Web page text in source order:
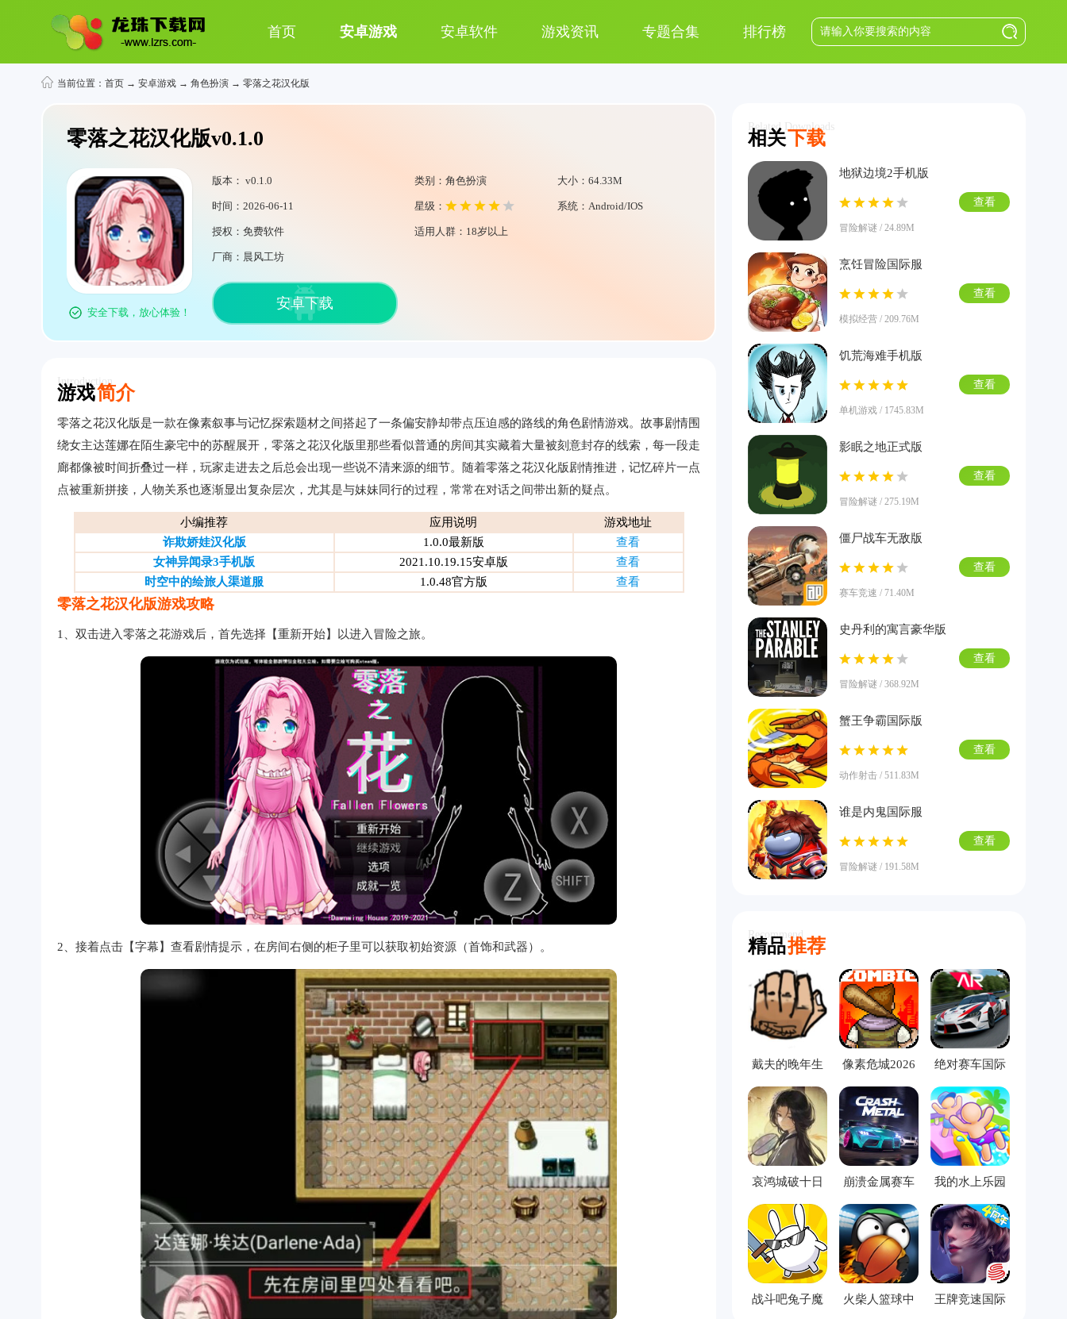
首页 安卓游戏 安卓软件 游戏资讯 专题合集 排行榜
当前位置： 首页 → 安卓游戏 → 角色扮演 → 零落之花汉化版
零落之花汉化版v0.1.0
安全下载，放心体验！
版本： v0.1.0 类别：角色扮演 大小：64.33M
时间：2026-06-11 星级： 系统：Android/IOS
授权：免费软件 适用人群：18岁以上
厂商：晨风工坊
安卓下载
游戏简介
Introduction
零落之花汉化版是一款在像素叙事与记忆探索题材之间搭起了一条偏安静却带点压迫感的路线的角色剧情游戏。故事剧情围
绕女主达莲娜在陌生豪宅中的苏醒展开，零落之花汉化版里那些看似普通的房间其实藏着大量被刻意封存的线索，每一段走
廊都像被时间折叠过一样，玩家走进去之后总会出现一些说不清来源的细节。随着零落之花汉化版剧情推进，记忆碎片一点
点被重新拼接，人物关系也逐渐显出复杂层次，尤其是与妹妹同行的过程，常常在对话之间带出新的疑点。
小编推荐 应用说明
游戏地址
诈欺娇娃汉化版
1.0.0最新版
查看
女神异闻录3手机版
2021.10.19.15安卓版
查看
时空中的绘旅人渠道服
1.0.48官方版 查看
零落之花汉化版游戏攻略
1、双击进入零落之花游戏后，首先选择【重新开始】以进入冒险之旅。
2、接着点击【字幕】查看剧情提示，在房间右侧的柜子里可以获取初始资源（首饰和武器）。
相关下载
Related Downloads
地狱边境2手机版
冒险解谜 / 24.89M
查看
烹饪冒险国际服
模拟经营 / 209.76M
查看
饥荒海难手机版
单机游戏 / 1745.83M
查看
影眠之地正式版
冒险解谜 / 275.19M
查看
僵尸战车无敌版
赛车竞速 / 71.40M
查看
史丹利的寓言豪华版
冒险解谜 / 368.92M
查看
蟹王争霸国际版
动作射击 / 511.83M
查看
谁是内鬼国际服
冒险解谜 / 191.58M
查看
精品推荐
Recommend
戴夫的晚年生
活手机版
像素危城2026
绝对赛车国际
服
哀鸿城破十日
记完整版
崩溃金属赛车
中文版
我的水上乐园
模拟器
战斗吧兔子魔
火柴人篮球中
王牌竞速国际